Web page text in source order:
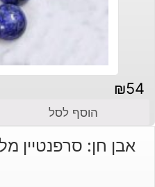
₪54
הוסף לסל
אבן חן: סרפנטיין